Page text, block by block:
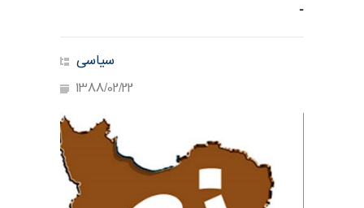
-
سیاسی
1388/02/22